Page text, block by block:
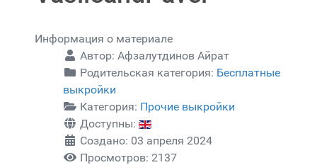
Информация о материале
Автор: Афзалутдинов Айрат
Родительская категория: Бесплатные
выкройки
Категория: Прочие выкройки
Доступны:
Создано: 03 апреля 2024
Просмотров: 2137